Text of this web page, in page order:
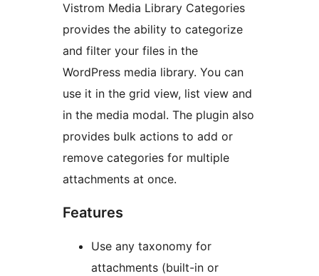
Vistrom Media Library Categories
provides the ability to categorize
and filter your files in the
WordPress media library. You can
use it in the grid view, list view and
in the media modal. The plugin also
provides bulk actions to add or
remove categories for multiple
attachments at once.
Features
Use any taxonomy for
attachments (built-in or